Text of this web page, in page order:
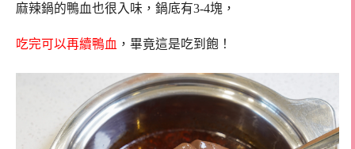
麻辣鍋的鴨血也很入味，鍋底有3-4塊，
吃完可以再續鴨血 ，畢竟這是吃到飽！